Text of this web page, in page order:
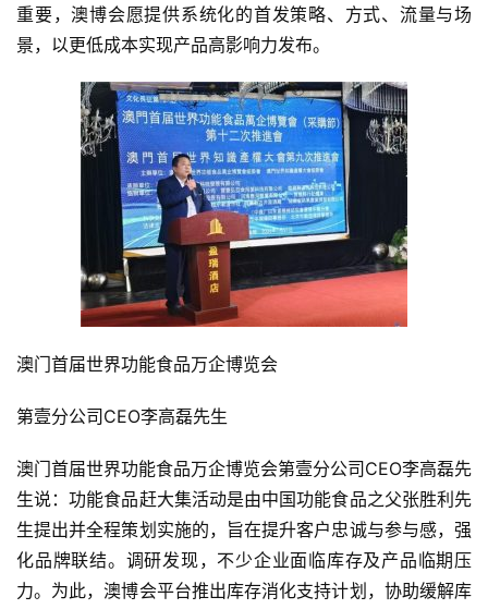
重要，澳博会愿提供系统化的首发策略、方式、流量与场
景，以更低成本实现产品高影响力发布。
澳门首届世界功能食品万企博览会
第壹分公司CEO李高磊先生
澳门首届世界功能食品万企博览会第壹分公司CEO李高磊先
生说：功能食品赶大集活动是由中国功能食品之父张胜利先
生提出并全程策划实施的，旨在提升客户忠诚与参与感，强
化品牌联结。调研发现，不少企业面临库存及产品临期压
力。为此，澳博会平台推出库存消化支持计划，协助缓解库